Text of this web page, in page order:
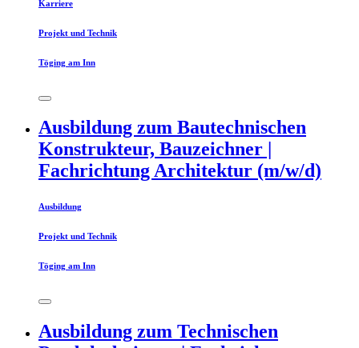
Karriere
Projekt und Technik
Töging am Inn
Ausbildung zum Bautechnischen
Konstrukteur, Bauzeichner |
Fachrichtung Architektur (m/w/d)
Ausbildung
Projekt und Technik
Töging am Inn
Ausbildung zum Technischen